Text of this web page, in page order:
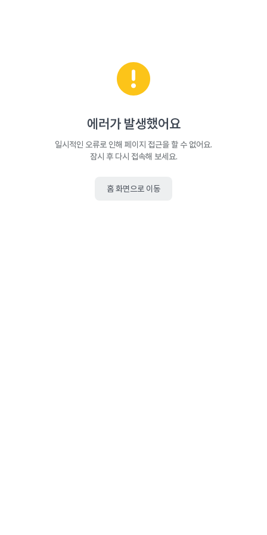
에러가 발생했어요
일시적인 오류로 인해 페이지 접근을 할 수 없어요.
잠시 후 다시 접속해 보세요.
홈 화면으로 이동